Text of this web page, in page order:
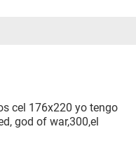
cel 176x220 yo tengo
god of war,300,el